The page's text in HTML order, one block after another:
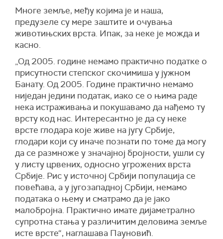
Многе земље, међу којима је и наша,
предузеле су мере заштите и очувања
животињских врста. Ипак, за неке је можда и
касно.
„Од 2005. године немамо практично податке о
присутности степског скочимиша у јужном
Банату. Од 2005. Године практично немамо
ниједан једини податак, иако се о њима раде
нека истраживања и покушавамо да нађемо ту
врсту код нас. Интересантно је да су неке
врсте глодара које живе на југу Србије,
глодари који су иначе познати по томе да могу
да се размноже у значајној бројности, ушли су
у листу црвених, односно угрожених врста
Србије. Рис у источној Србији популација се
повећава, а у југозападној Србији, немамо
података о њему и сматрамо да је јако
малобројна. Практично имате дијаметрално
супротна стања у различитим деловима земље
исте врсте“, наглашава Пауновић.